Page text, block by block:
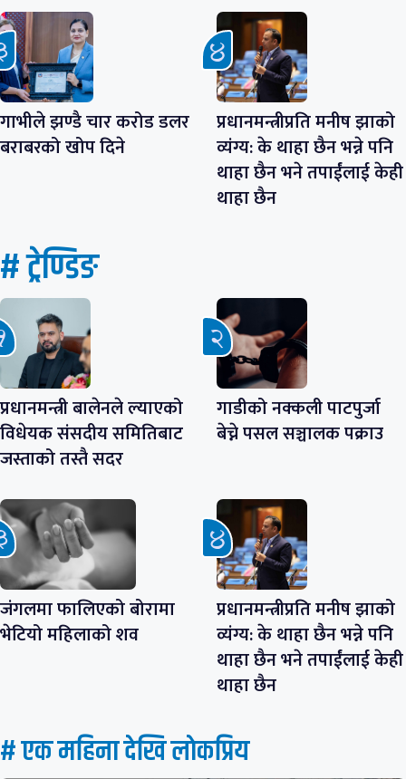
गाभीले झण्डै चार करोड डलर
बराबरको खोप दिने
प्रधानमन्त्रीप्रति मनीष झाको
व्यंग्य: के थाहा छैन भन्ने पनि
थाहा छैन भने तपाईंलाई केही
थाहा छैन
# ट्रेण्डिङ
प्रधानमन्त्री बालेनले ल्याएको
विधेयक संसदीय समितिबाट
जस्ताको तस्तै सदर
गाडीको नक्कली पाटपुर्जा
बेच्ने पसल सञ्चालक पक्राउ
जंगलमा फालिएको बोरामा
भेटियो महिलाको शव
प्रधानमन्त्रीप्रति मनीष झाको
व्यंग्य: के थाहा छैन भन्ने पनि
थाहा छैन भने तपाईंलाई केही
थाहा छैन
# एक महिना देखि लाेकप्रिय